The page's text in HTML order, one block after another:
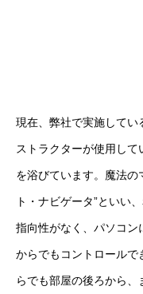
現在、弊社で実施してい
ストラクターが使用して
を浴びています。魔法の
ト・ナビゲータ”といい
指向性がなく、パソコン
からでもコントロール
らでも部屋の後ろから